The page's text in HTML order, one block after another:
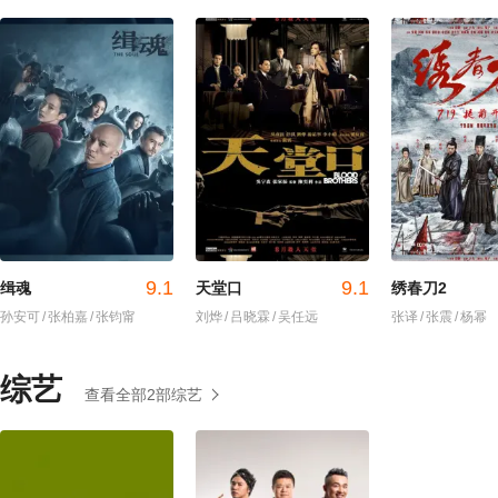
缉魂 9.1
孙安可/张柏嘉/张钧甯
天堂口 9.1
刘烨/ 吕晓霖 /吴任远
绣春刀2
张译 /张震/杨幂
综艺 查看全部2部综艺